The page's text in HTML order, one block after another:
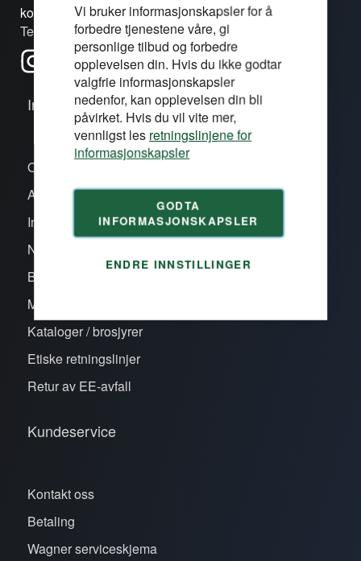
Vi bruker informasjonskapsler for å
forbedre tjenestene våre, gi
personlige tilbud og forbedre
opplevelsen din. Hvis du ikke godtar
valgfrie informasjonskapsler
nedenfor, kan opplevelsen din bli
påvirket. Hvis du vil vite mer,
vennligst les retningslinjene for
informasjonskapsler
GODTA
INFORMASJONSKAPSLER
ENDRE INNSTILLINGER
kontakt@duri.no
Tel: (+47) 24 13 13 50
Informasjon
Om oss/våre proffsentre
Aktiviteter
Inspirasjon
Nye produkter
Bli kunde
Merker
Kataloger / brosjyrer
Etiske retningslinjer
Retur av EE-avfall
Kundeservice
Kontakt oss
Betaling
Wagner serviceskjema